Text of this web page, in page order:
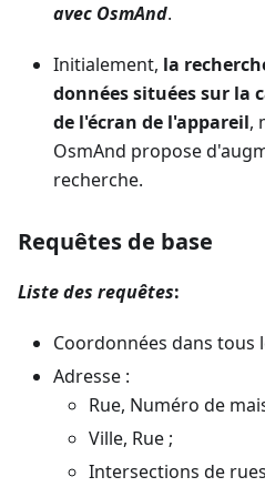
avec OsmAnd.
Initialement, la
données situées sur la
de l'écran de l'appareil,
OsmAnd propose
recherche.
Requêtes de base
Liste des requêtes:
Coordonnées dans tous
Adresse :
Rue, Numéro de
Ville, Rue ;
Intersections de